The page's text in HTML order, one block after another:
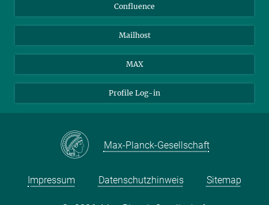
Für Journalisten und Journalistinnen
Ihr Weg zu uns
Confluence
Mailhost
MAX
Profile Log-in
Max-Planck-Gesellschaft
Impressum Datenschutzhinweis Sitemap